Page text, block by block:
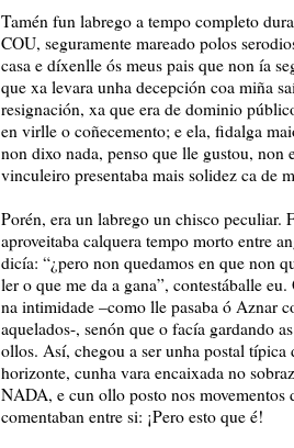
Tamén fun labrego a tempo completo
COU, seguramente mareado polos
casa e díxenlle ós meus pais que non ía
que xa levara unha decepción coa miña
resignación, xa que era de dominio
en virlle o coñecemento; e ela, fidalga
non dixo nada, penso que lle gustou,
vinculeiro presentaba mais solidez ca de
Porén, era un labrego un chisco peculiar.
aproveitaba calquera tempo morto entre
dicía: “¿pero non quedamos en que non
ler o que me da a gana”, contestáballe
na intimidade –como lle pasaba ó Aznar
aquelados-, senón que o facía gardando
ollos. Así, chegou a ser unha postal
horizonte, cunha vara encaixada no
NADA, e cun ollo posto nos movementos
comentaban entre si: ¡Pero esto que é!